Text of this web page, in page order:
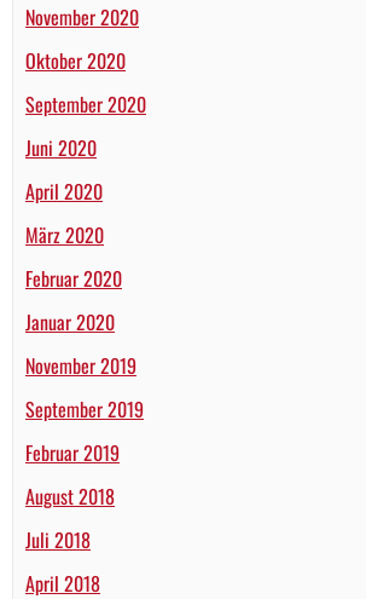
November 2020
Oktober 2020
September 2020
Juni 2020
April 2020
März 2020
Februar 2020
Januar 2020
November 2019
September 2019
Februar 2019
August 2018
Juli 2018
April 2018